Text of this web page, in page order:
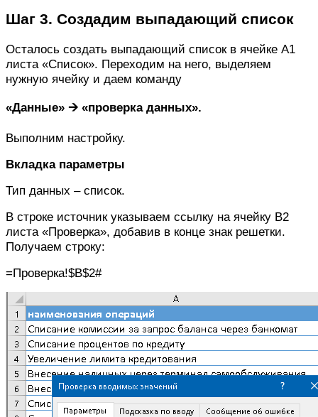
Шаг 3. Создадим выпадающий список
Осталось создать выпадающий список в ячейке A1
листа «Список». Переходим на него, выделяем
нужную ячейку и даем команду
«Данные» 🡪 «проверка данных».
Выполним настройку.
Вкладка параметры
Тип данных – список.
В строке источник указываем ссылку на ячейку B2
листа «Проверка», добавив в конце знак решетки.
Получаем строку:
=Проверка!$B$2#